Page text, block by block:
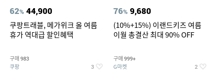
62% 44,900
쿠팡트래블, 메가위크 올 여름
휴가 역대급 할인혜택
구매 983
쿠팡 3
76% 9,680
(10%+15%) 이랜드키즈 여름
이월 총결산 최대 90% OFF
구매 999+
G마켓 2